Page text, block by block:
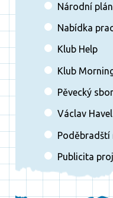
Národní
Nabídka
Klub Help
Klub
Pěvecký
Václav Havel
Poděbradští
Publicita